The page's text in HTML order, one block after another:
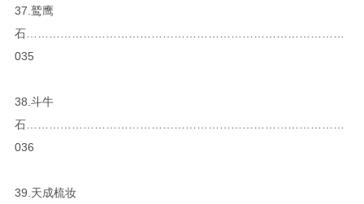
37.鹫鹰
石…………………………………………………………………………
035
38.斗牛
石…………………………………………………………………………
036
39.天成梳妆